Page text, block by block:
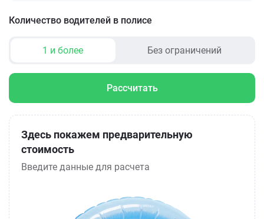
Количество водителей в полисе
1 и более Без ограничений
Рассчитать
Здесь покажем предварительную
стоимость
Введите данные для расчета